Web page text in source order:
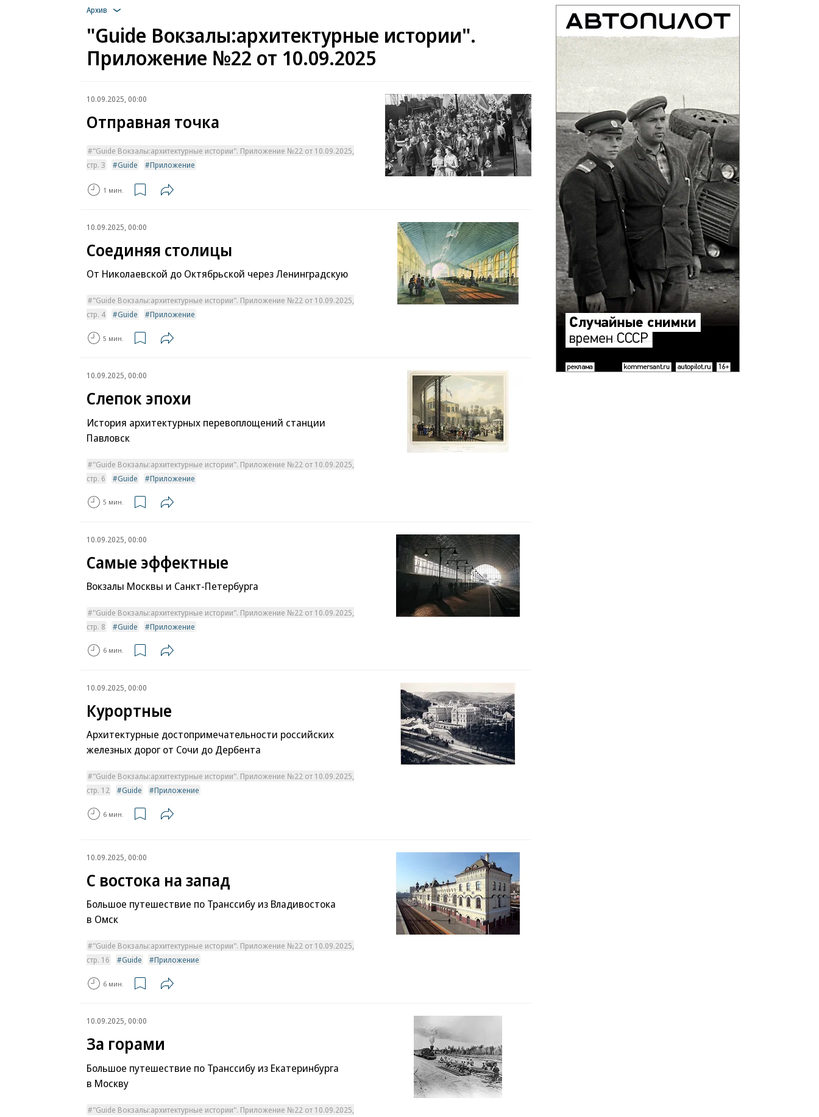
Архив
"Guide Вокзалы:архитектурные истории".
Приложение №22 от 10.09.2025
10.09.2025, 00:00
Отправная точка
"Guide Вокзалы:архитектурные истории". Приложение №22 от 10.09.2025,
стр. 3
Guide Приложение
1 мин.
10.09.2025, 00:00
Соединяя столицы
От Николаевской до Октябрьской через Ленинградскую
"Guide Вокзалы:архитектурные истории". Приложение №22 от 10.09.2025,
стр. 4
Guide Приложение
5 мин.
10.09.2025, 00:00
Слепок эпохи
История архитектурных перевоплощений станции
Павловск
"Guide Вокзалы:архитектурные истории". Приложение №22 от 10.09.2025,
стр. 6
Guide Приложение
5 мин.
10.09.2025, 00:00
Самые эффектные
Вокзалы Москвы и Санкт-Петербурга
"Guide Вокзалы:архитектурные истории". Приложение №22 от 10.09.2025,
стр. 8
Guide Приложение
6 мин.
10.09.2025, 00:00
Курортные
Архитектурные достопримечательности российских
железных дорог от Сочи до Дербента
"Guide Вокзалы:архитектурные истории". Приложение №22 от 10.09.2025,
стр. 12
Guide Приложение
6 мин.
10.09.2025, 00:00
С востока на запад
Большое путешествие по Транссибу из Владивостока
в Омск
"Guide Вокзалы:архитектурные истории". Приложение №22 от 10.09.2025,
стр. 16
Guide Приложение
6 мин.
10.09.2025, 00:00
За горами
Большое путешествие по Транссибу из Екатеринбурга
в Москву
"Guide Вокзалы:архитектурные истории". Приложение №22 от 10.09.2025,